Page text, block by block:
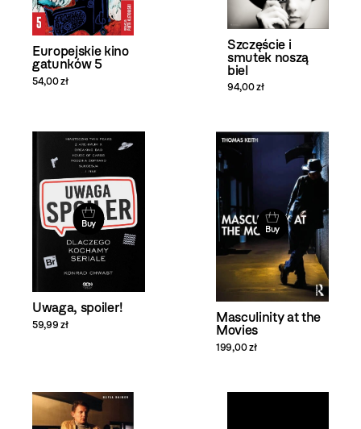
Europejskie kino
gatunków 5
54,00 zł
Szczęście i
smutek noszą
biel
94,00 zł
Buy
Uwaga, spoiler!
59,99 zł
Buy
Masculinity at the
Movies
199,00 zł